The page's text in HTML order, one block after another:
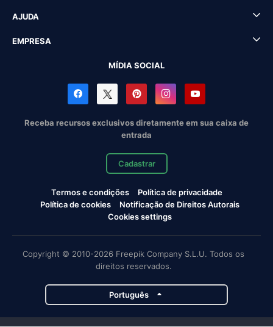
AJUDA
EMPRESA
MÍDIA SOCIAL
Receba recursos exclusivos diretamente em sua caixa de
entrada
Cadastrar
Termos e condições
Política de privacidade
Política de cookies
Notificação de Direitos Autorais
Cookies settings
Copyright © 2010-2026 Freepik Company S.L.U. Todos os
direitos reservados.
Português